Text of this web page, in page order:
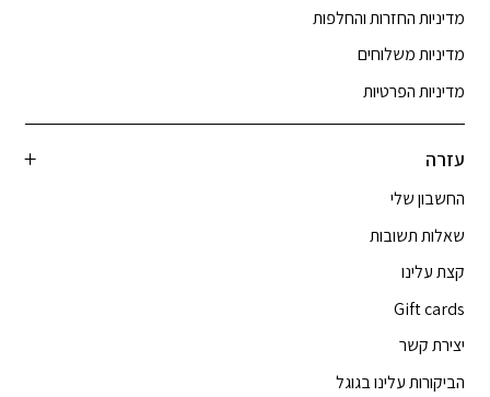
מדיניות החזרות והחלפות
מדיניות משלוחים
מדיניות הפרטיות
עזרה
החשבון שלי
שאלות תשובות
קצת עלינו
Gift cards
יצירת קשר
הביקורות עלינו בגוגל